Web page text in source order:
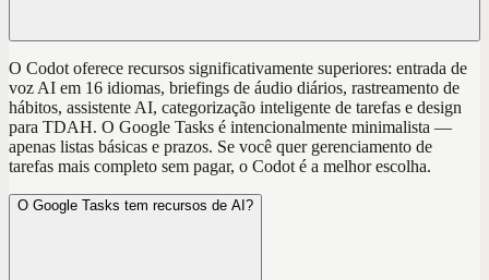
O Codot oferece recursos significativamente superiores: entrada de
voz AI em 16 idiomas, briefings de áudio diários, rastreamento de
hábitos, assistente AI, categorização inteligente de tarefas e design
para TDAH. O Google Tasks é intencionalmente minimalista —
apenas listas básicas e prazos. Se você quer gerenciamento de
tarefas mais completo sem pagar, o Codot é a melhor escolha.
O Google Tasks tem recursos de AI?